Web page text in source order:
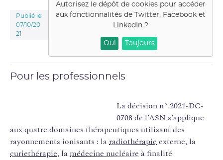
Publié le
07/10/20
21
Autorisez le dépôt de cookies pour accéder
aux fonctionnalités deTwitter, Facebook et
LinkedIn ?
Oui Toujours
Pour les professionnels
La décision n° 2021-DC-
0708 de l’ASN s’applique
aux quatre domaines thérapeutiques utilisant des
rayonnements ionisants : laradiothérapieexterne, la
curiethérapie, lamédecine nucléaire à finalité